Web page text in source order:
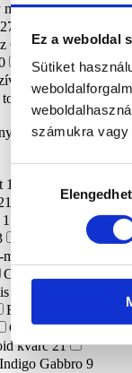
Ez a weboldal
Sütiket
számukra vagy
kiválasztása
marokkő116
27
6
Ásvány
Ásvány
71
állat87
156
Ametiszt
17
Citrin
Főnix kő
Gránát6
kvarc21
Indigo Gabbro 9